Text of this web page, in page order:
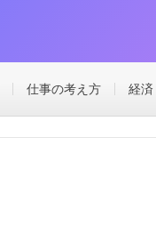
仕事の考え方 経済